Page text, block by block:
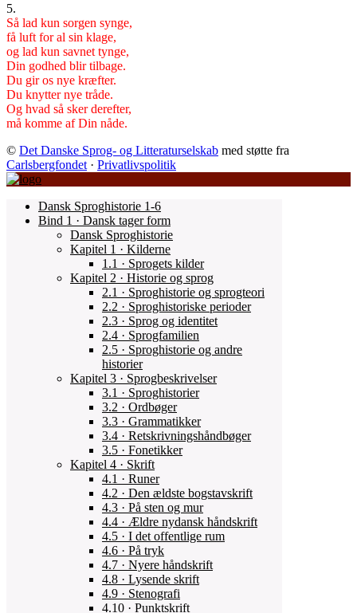
5.
Så lad kun sorgen synge,
få luft for al sin klage,
og lad kun savnet tynge,
Din godhed blir tilbage.
Du gir os nye kræfter.
Du knytter nye tråde.
Og hvad så sker derefter,
må komme af Din nåde.
© Det Danske Sprog- og Litteraturselskab med støtte fra
Carlsbergfondet · Privatlivspolitik
Dansk Sproghistorie 1-6
Bind 1 · Dansk tager form
Dansk Sproghistorie
Kapitel 1 · Kilderne
1.1 · Sprogets kilder
Kapitel 2 · Historie og sprog
2.1 · Sproghistorie og sprogteori
2.2 · Sproghistoriske perioder
2.3 · Sprog og identitet
2.4 · Sprogfamilien
2.5 · Sproghistorie og andre
historier
Kapitel 3 · Sprogbeskrivelser
3.1 · Sproghistorier
3.2 · Ordbøger
3.3 · Grammatikker
3.4 · Retskrivningshåndbøger
3.5 · Fonetikker
Kapitel 4 · Skrift
4.1 · Runer
4.2 · Den ældste bogstavskrift
4.3 · På sten og mur
4.4 · Ældre nydansk håndskrift
4.5 · I det offentlige rum
4.6 · På tryk
4.7 · Nyere håndskrift
4.8 · Lysende skrift
4.9 · Stenografi
4.10 · Punktskrift